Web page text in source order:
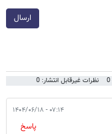
ارسال
نظرات غیرقابل انتشار: 0
۰۷:۱۴ - ۱۴۰۴/۰۶/۱۸
پاسخ